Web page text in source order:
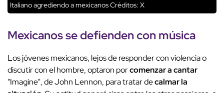
Italiano agrediendo a mexicanosCréditos: X
Mexicanos se defienden con música
Los jóvenes mexicanos, lejos de responder con violencia o
discutir con el hombre, optaron porcomenzar a cantar
"Imagine", de John Lennon, para tratar decalmar la